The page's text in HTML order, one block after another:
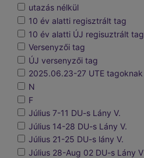
utazás nélkül
10 év alatti regisztrált tag
10 év alatti ÚJ regisuztrált tag
Versenyzői tag
ÚJ versenyzői tag
2025.06.23-27 UTE tagoknak
N
F
Július 7-11 DU-s Lány V.
Július 14-28 DU-s Lány V.
Július 21-25 DU-s lány V.
Július 28-Aug 02 DU-s Lány V